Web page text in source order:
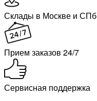
Склады в Москве и СПб
Прием заказов 24/7
Сервисная поддержка